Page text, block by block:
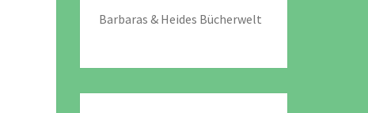
Barbaras & Heides Bücherwelt